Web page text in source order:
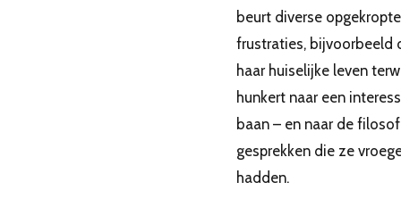
beurt diverse opgekropte
frustraties, bijvoorbeeld
haar huiselijke leven
hunkert naar een
baan – en naar de
gesprekken die ze
hadden.